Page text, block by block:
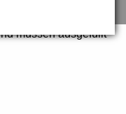
müssen ausgefüllt